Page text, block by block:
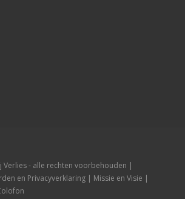
Verlies - alle rechten voorbehouden |
en Privacyverklaring | Missie en Visie |